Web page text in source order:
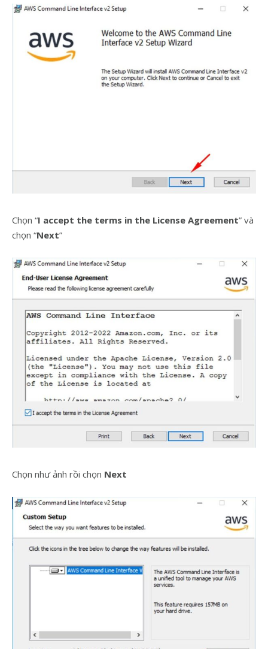
Chọn “I accept the terms in the License Agreement” và
chọn “Next”
Chọn như ảnh rồi chọn Next